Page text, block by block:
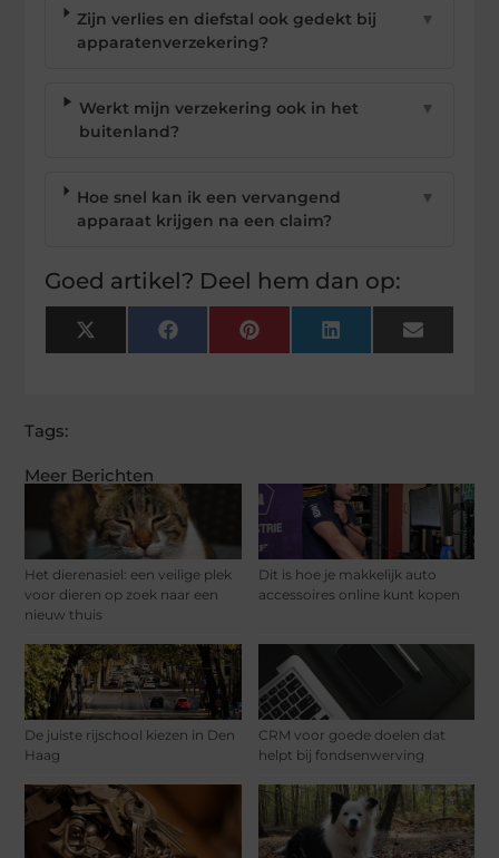
Meer Berichten
Het dierenasiel: een veilige plek
voor dieren op zoek naar een
nieuw thuis
Dit is hoe je makkelijk auto
accessoires online kunt kopen
De juiste rijschool kiezen in Den
Haag
CRM voor goede doelen dat
helpt bij fondsenwerving
Zijn verlies en diefstal ook gedekt bij
apparatenverzekering?
▼
Werkt mijn verzekering ook in het
buitenland?
▼
Hoe snel kan ik een vervangend
apparaat krijgen na een claim?
▼
Goed artikel? Deel hem dan op:
X
(Twitter)
FacebookPinterest LinkedIn Email
Tags: